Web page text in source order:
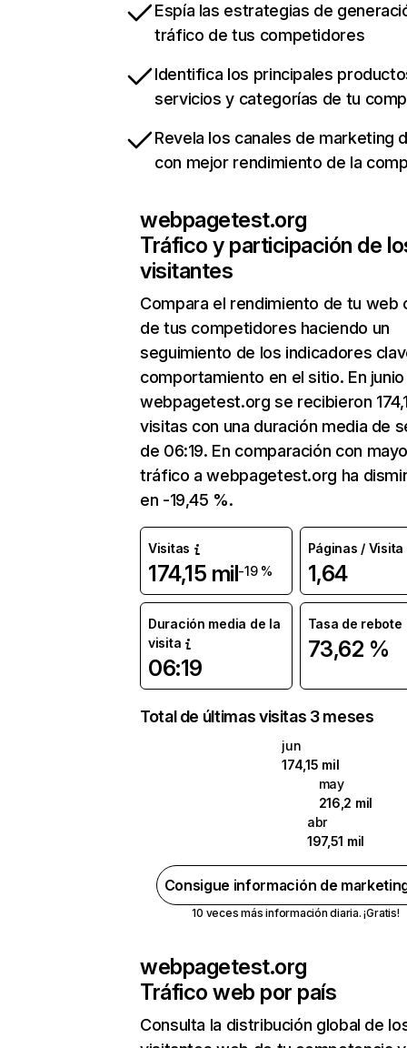
Espía las estrategias de
tráfico de tus competidores
Identifica los principales
servicios y categorías de tu
Revela los canales de marketing
con mejor rendimiento de la
webpagetest.org
Tráfico y participación de
visitantes
Compara el rendimiento de tu web
de tus competidores haciendo un
seguimiento de los indicadores
comportamiento en el sitio. En junio
webpagetest.org se recibieron
visitas con una duración media de
de 06:19. En comparación con
tráfico a webpagetest.org ha
en -19,45 %.
Visitas
174,15 mil-19 %
Páginas / Visita
1,64
Duración media de la
visita
06:19
Tasa de rebote
73,62 %
Total de últimas visitas 3 meses
jun
174,15 mil
may
216,2 mil
abr
197,51 mil
Consigue información de
10 veces más información diaria. ¡Gratis!
webpagetest.org
Tráfico web por país
Consulta la distribución global de